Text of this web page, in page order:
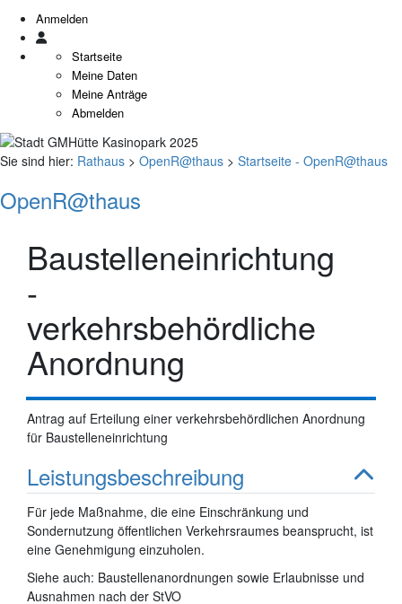
Anmelden
Startseite
Meine Daten
Meine Anträge
Abmelden
Sie sind hier: Rathaus > OpenR@thaus > Startseite - OpenR@thaus
OpenR@thaus
Baustelleneinrichtung
-
verkehrsbehördliche
Anordnung
Antrag auf Erteilung einer verkehrsbehördlichen Anordnung
für Baustelleneinrichtung
Leistungsbeschreibung
Für jede Maßnahme, die eine Einschränkung und
Sondernutzung öffentlichen Verkehrsraumes beansprucht, ist
eine Genehmigung einzuholen.
Siehe auch: Baustellenanordnungen sowie Erlaubnisse und
Ausnahmen nach der StVO